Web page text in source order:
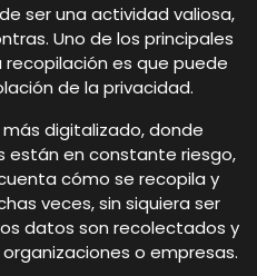
ser una actividad valiosa,
Uno de los principales
es que puede
de la privacidad.
digitalizado, donde
están en constante riesgo,
cómo se recopila y
veces, sin siquiera ser
datos son recolectados y
o empresas.